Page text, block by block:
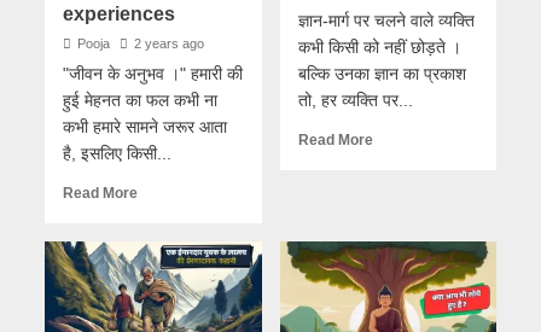
experiences
Pooja 2 years ago
"जीवन के अनुभव ।" हमारी की
हुई मेहनत का फल कभी ना
कभी हमारे सामने जरूर आता
है, इसलिए किसी...
Read More
ज्ञान-मार्ग पर चलने वाले व्यक्ति
कभी किसी को नहीं छोड़ते ।
बल्कि उनका ज्ञान का प्रकाश
तो, हर व्यक्ति पर...
Read More